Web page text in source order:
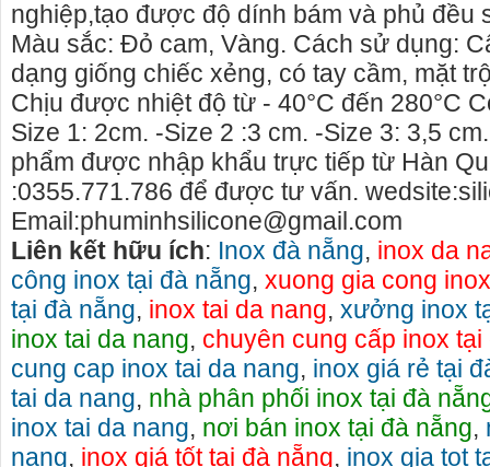
nghiệp,tạo được độ dính bám và phủ đều
Màu sắc: Đỏ cam, Vàng. Cách sử dụng:
dạng giống chiếc xẻng, có tay cầm, mặt
Chịu được nhiệt độ từ - 40°C đến 280°C
Size 1: 2cm. -Size 2 :3 cm. -Size 3: 3,5
phẩm được nhập khẩu trực tiếp từ Hàn
:0355.771.786 để được tư vấn.
Email:phuminhsilicone@gmail.com
Liên kết hữu ích: Inox đà nẵng, inox da
công inox tại đà nẵng, xuong gia cong
tại đà nẵng, inox tai da nang, xưởng inox
inox tai da nang, chuyên cung cấp inox tại
cung cap inox tai da nang, inox giá rẻ tại
tai da nang, nhà phân phối inox tại đà
inox tai da nang, nơi bán inox tại đà nẵng,
nang, inox giá tốt tại đà nẵng, inox gia tot
cho thue
phú yên
thuê xe
Cho thuê nhà nguyên căn Phú Yên, chuyên cho
thuê nhà nguyên căn tại Phú Yên
Chúng tôi hiên đang cho thuê nhà nguyên căn
tại Tuy Hòa - Phú Yên.